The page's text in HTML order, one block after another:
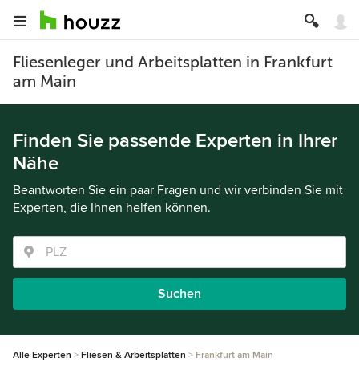
Fliesenleger und Arbeitsplatten in Frankfurt
am Main
Finden Sie passende Experten in Ihrer
Nähe
Beantworten Sie ein paar Fragen und wir verbinden Sie mit
Experten, die Ihnen helfen können.
Suchen
Alle Experten Fliesen & Arbeitsplatten Frankfurt am Main